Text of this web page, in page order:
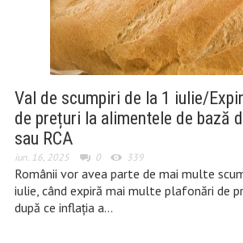
Val de scumpiri de la 1 iulie/
de prețuri la alimentele de bază
sau RCA
iun. 16, 2025 0 339
Românii vor avea parte de mai multe
iulie, când expiră mai multe plafonări de
după ce inflația a…